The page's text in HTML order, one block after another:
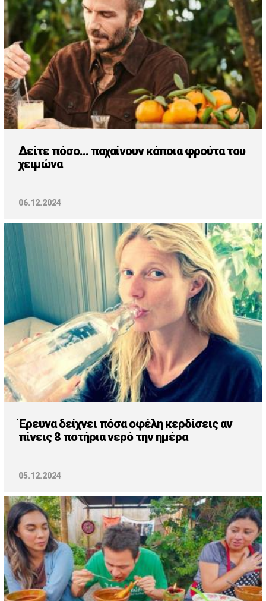
Δείτε πόσο... παχαίνουν κάποια φρούτα του
χειμώνα
06.12.2024
Έρευνα δείχνει πόσα οφέλη κερδίσεις αν
πίνεις 8 ποτήρια νερό την ημέρα
05.12.2024